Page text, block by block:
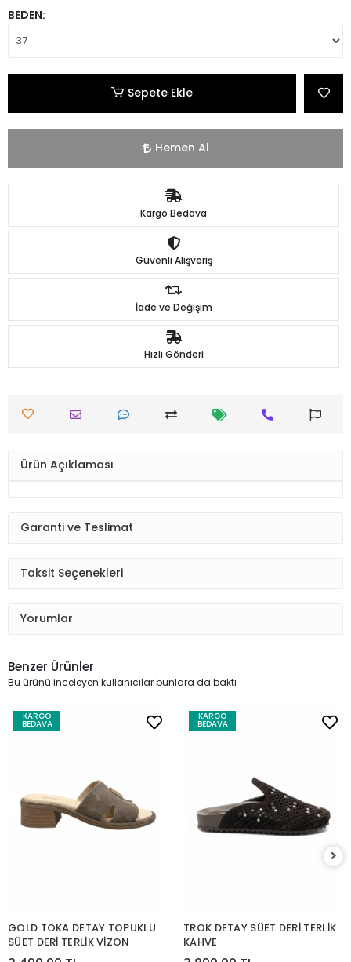
BEDEN:
Sepete Ekle
Hemen Al
Kargo Bedava
Güvenli Alışveriş
İade ve Değişim
Hızlı Gönderi
Ürün Açıklaması
Garanti ve Teslimat
Taksit Seçenekleri
Yorumlar
Benzer Ürünler
Bu ürünü inceleyen kullanıcılar bunlara da baktı
KARGO
BEDAVA
GOLD TOKA DETAY TOPUKLU
SÜET DERİ TERLİK VİZON
KARGO
BEDAVA
TROK DETAY SÜET DERİ TERLİK
KAHVE